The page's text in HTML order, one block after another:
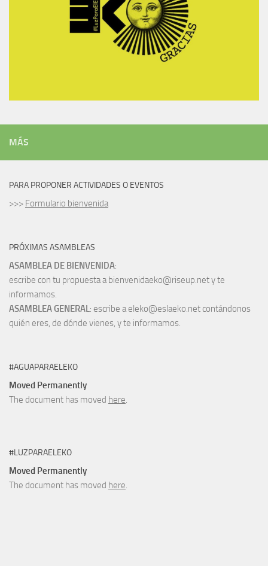
MÁS
PARA PROPONER ACTIVIDADES O EVENTOS
>>> Formulario bienvenida
PRÓXIMAS ASAMBLEAS
ASAMBLEA DE BIENVENIDA:
escribe con tu propuesta a bienvenidaeko@riseup.net y te
informamos.
ASAMBLEA GENERAL : escribe a eleko@eslaeko.net contándonos
quién eres, de dónde vienes, y te informamos.
#AGUAPARAELEKO
Moved Permanently
The document has moved here
#LUZPARAELEKO
Moved Permanently
The document has moved here